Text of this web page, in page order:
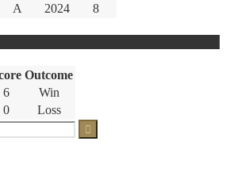
A 2024 8
Outcome
6
Win
0
Loss